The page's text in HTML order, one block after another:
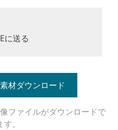
に送る
材ダウンロード
ファイルがダウンロードで
。